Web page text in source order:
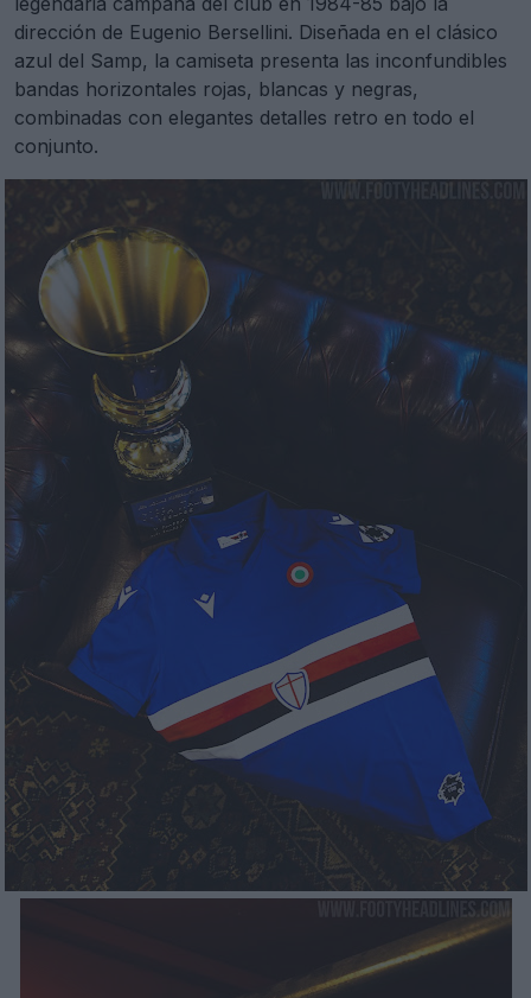
dirección de Eugenio Bersellini. Diseñada en el clásico
azul del Samp, la camiseta presenta las inconfundibles
bandas horizontales rojas, blancas y negras,
combinadas con elegantes detalles retro en todo el
conjunto.